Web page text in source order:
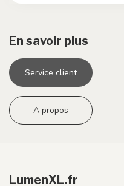
En savoir plus
Service client
A propos
LumenXL.fr